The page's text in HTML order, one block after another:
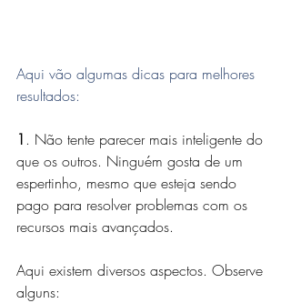
Aqui vão algumas dicas para melhores
resultados:
1 . Não tente parecer mais inteligente do
que os outros. Ninguém gosta de um
espertinho, mesmo que esteja sendo
pago para resolver problemas com os
recursos mais avançados.
Aqui existem diversos aspectos. Observe
alguns: